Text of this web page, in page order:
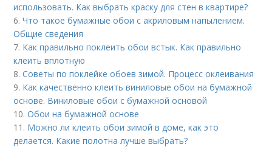
использовать. Как выбрать краску для стен в квартире?
6.Что такое бумажные обои с акриловым напылением.
Общие сведения
7. Как правильно поклеить обои встык. Как правильно
клеить вплотную
8.Советы по поклейке обоев зимой. Процесс оклеивания
9. Как качественно клеить виниловые обои на бумажной
основе. Виниловые обои с бумажной основой
10.Обои на бумажной основе
11. Можно ли клеить обои зимой в доме, как это
делается. Какие полотна лучше выбрать?